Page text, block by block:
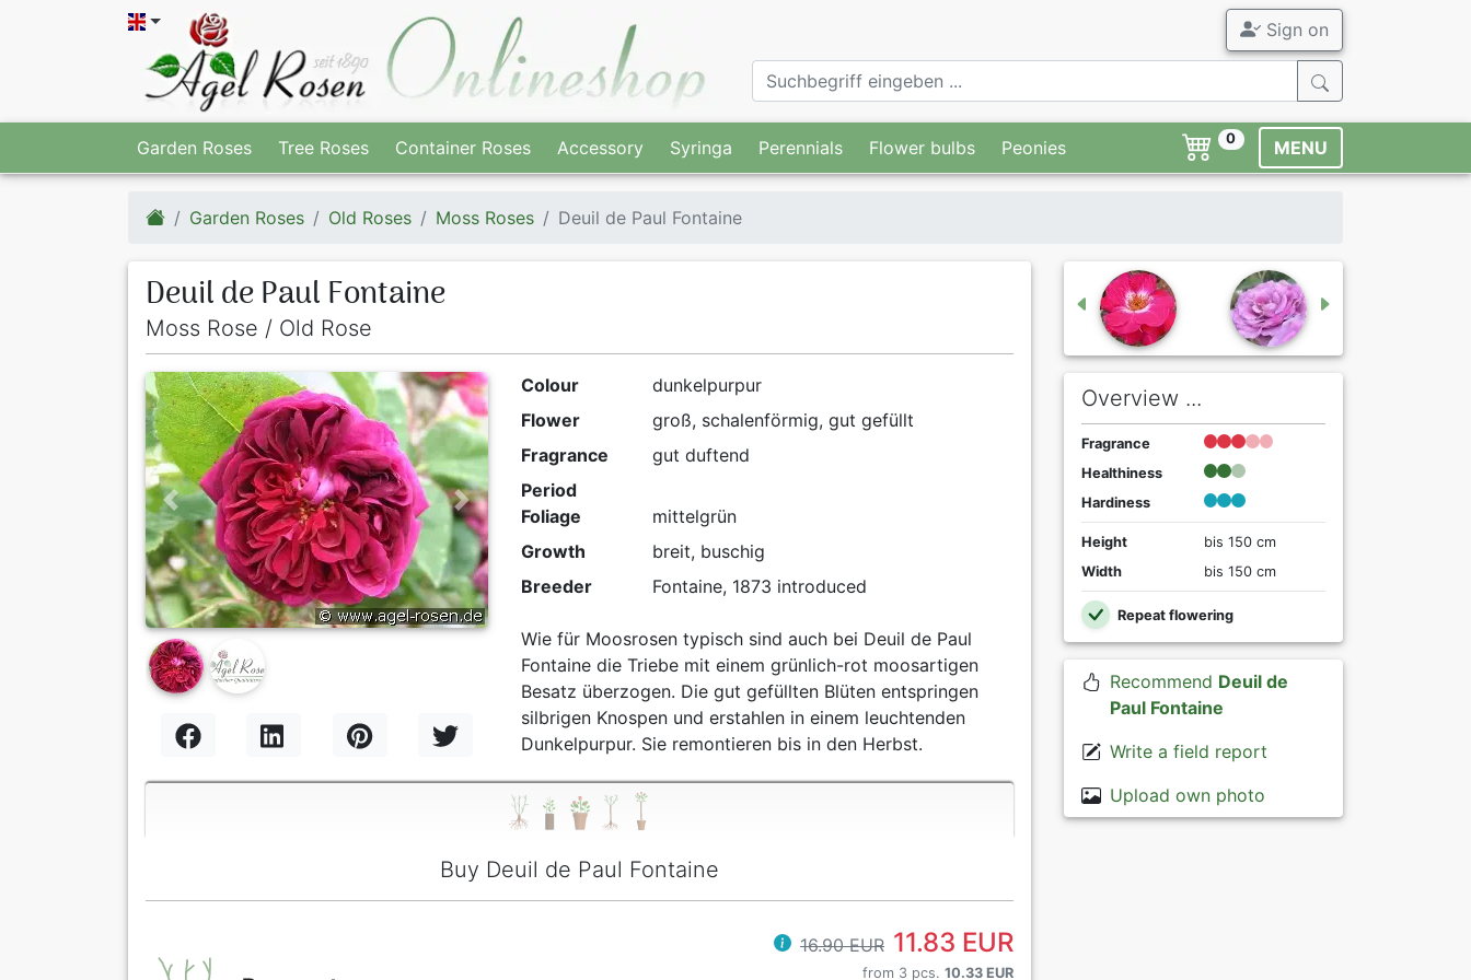
Sign on
Garden Roses Tree Roses Container Roses Accessory Syringa Perennials Flower bulbs Peonies 0 MENU
Garden Roses Old Roses Moss Roses Deuil de Paul Fontaine
Deuil de Paul Fontaine
Moss Rose / Old Rose
Previous Next
Colour
dunkelpurpur
Flower
groß, schalenförmig, gut gefüllt
Fragrance
gut duftend
Period
Foliage
mittelgrün
Growth
breit, buschig
Breeder
Fontaine, 1873 introduced
Wie für Moosrosen typisch sind auch bei Deuil de Paul
Fontaine die Triebe mit einem grünlich-rot moosartigen
Besatz überzogen. Die gut gefüllten Blüten entspringen
silbrigen Knospen und erstahlen in einem leuchtenden
Dunkelpurpur. Sie remontieren bis in den Herbst.
Buy Deuil de Paul Fontaine
16.90 EUR 11.83 EUR
from 3 pcs. 10.33 EUR
Overview ...
Fragrance
Healthiness
Hardiness
Height
bis 150 cm
Width
bis 150 cm
Repeat flowering
Recommend Deuil de
Paul Fontaine
Write a field report
Upload own photo